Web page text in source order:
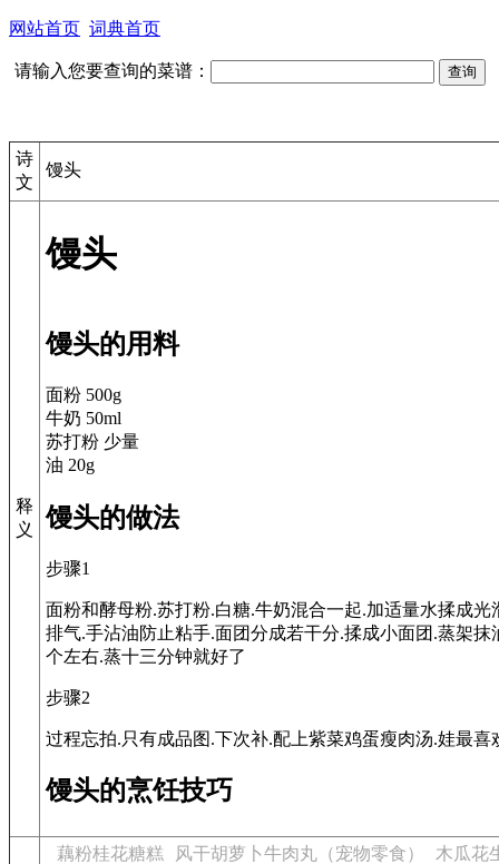
网站首页 词典首页
请输入您要查询的菜谱：
诗
文
馒头
释
义
馒头
馒头的用料
面粉 500g
牛奶 50ml
苏打粉 少量
油 20g
馒头的做法
步骤1
面粉和酵母粉.苏打粉.白糖.牛奶混合一起.加适量水揉成
排气.手沾油防止粘手.面团分成若干分.揉成小面团.蒸架
个左右.蒸十三分钟就好了
步骤2
过程忘拍.只有成品图.下次补.配上紫菜鸡蛋瘦肉汤.娃最喜
馒头的烹饪技巧
藕粉桂花糖糕 风干胡萝卜牛肉丸（宠物零食）
木瓜花